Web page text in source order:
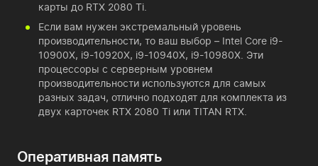
карты до RTX 2080 Ti.
Если вам нужен экстремальный уровень
производительности, то ваш выбор – Intel Core i9-
10900X, i9-10920X, i9-10940X, i9-10980X. Эти
процессоры с серверным уровнем
производительности используются для самых
разных задач, отлично подходят для комплекта из
двух карточек RTX 2080 Ti или TITAN RTX.
Оперативная память